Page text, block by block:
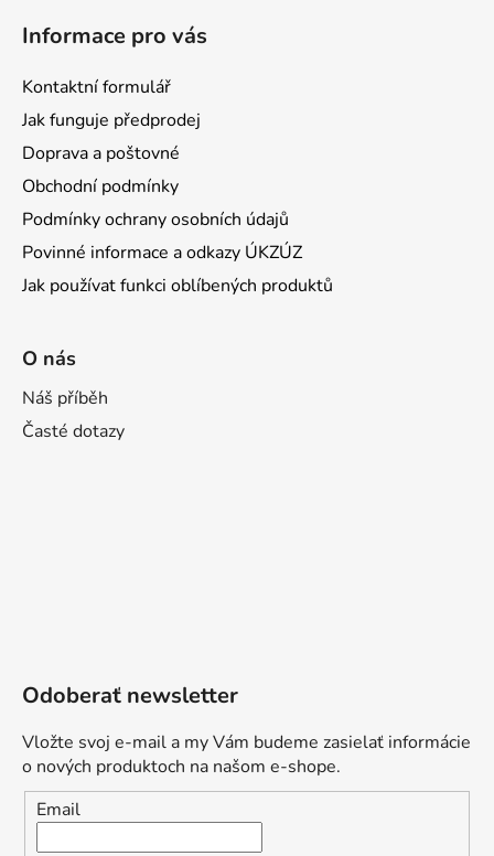
Informace pro vás
Kontaktní formulář
Jak funguje předprodej
Doprava a poštovné
Obchodní podmínky
Podmínky ochrany osobních údajů
Povinné informace a odkazy ÚKZÚZ
Jak používat funkci oblíbených produktů
O nás
Náš příběh
Časté dotazy
Odoberať newsletter
Vložte svoj e-mail a my Vám budeme zasielať informácie
o nových produktoch na našom e-shope.
Email